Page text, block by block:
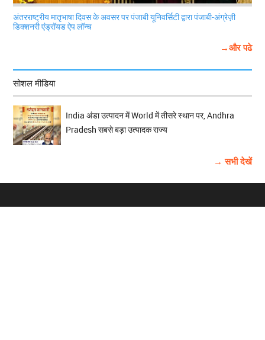
अंतरराष्ट्रीय मातृभाषा दिवस के अवसर पर पंजाबी यूनिवर्सिटी द्वारा पंजाबी-अंग्रेज़ी
डिक्शनरी एंड्रॉयड ऐप लॉन्च
→और पढे
सोशल मीडिया
India अंडा उत्पादन में World में तीसरे स्थान पर, Andhra
Pradesh सबसे बड़ा उत्पादक राज्य
→ सभी देखें